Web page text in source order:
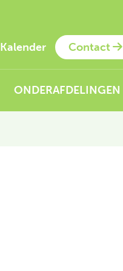
Kalender Contact
ONDERAFDELINGEN